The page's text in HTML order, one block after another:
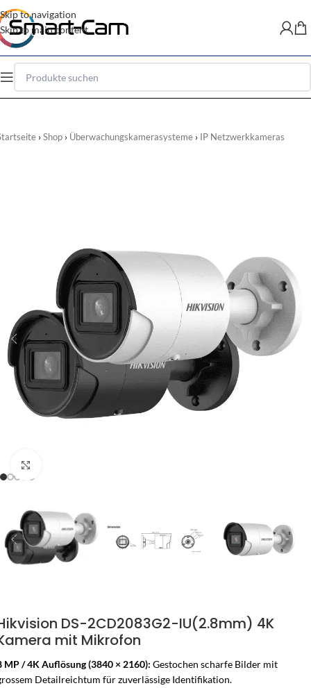
Skip to navigation
Skip to main content
Shop Überwachungskamerasysteme IP Netzwerkkameras
DS-2CD2083G2-IU(2.8mm) 4K
mit Mikrofon
MP / 4K Auflösung (3840 × 2160): Gestochen scharfe Bilder mit
Detailreichtum für zuverlässige Identifikation.